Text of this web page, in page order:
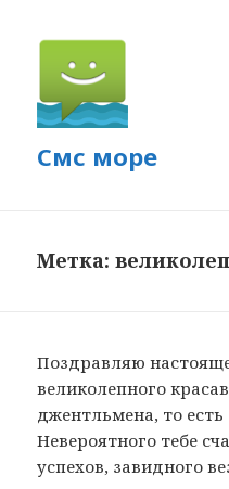
Смс море
Метка:
Поздравляю
великолепного
джентльмена, то есть
Невероятного тебе
успехов, завидного